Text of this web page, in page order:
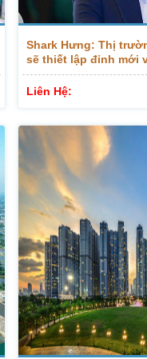
Shark Hưng: Thị
sẽ thiết lập đỉnh mới
2024
Liên Hệ: